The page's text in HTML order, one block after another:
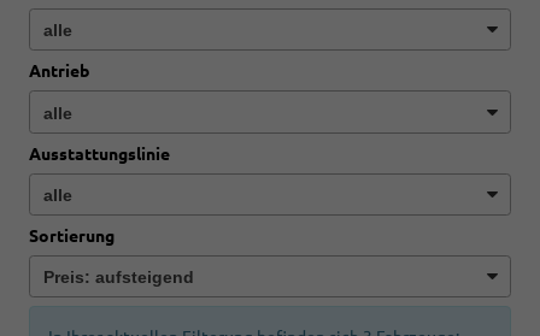
Antrieb
Ausstattungslinie
Sortierung